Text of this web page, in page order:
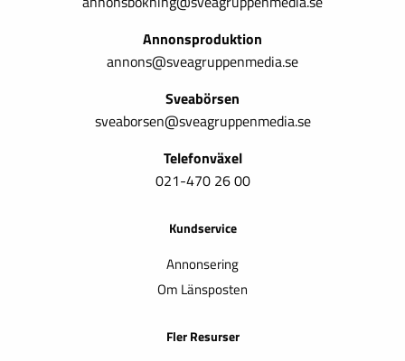
Annonsproduktion
annons@sveagruppenmedia.se
Sveabörsen
sveaborsen@sveagruppenmedia.se
Telefonväxel
021-470 26 00
Kundservice
Annonsering
Om Länsposten
Fler Resurser